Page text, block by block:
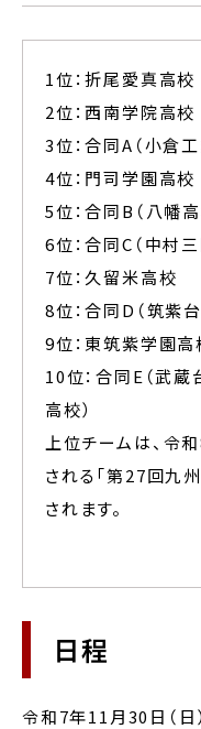
1位：折尾愛真高校
2位：西南学院高校
3位：合同A（小倉
4位：門司学園高校
5位：合同B（八幡
6位：合同C（中村
7位：久留米高校
8位：合同D（筑紫
9位：東筑紫学園高
10位：合同E（武
高校）
上位チームは、令
される「第27回九
されます。
日程
令和7年11月30日（